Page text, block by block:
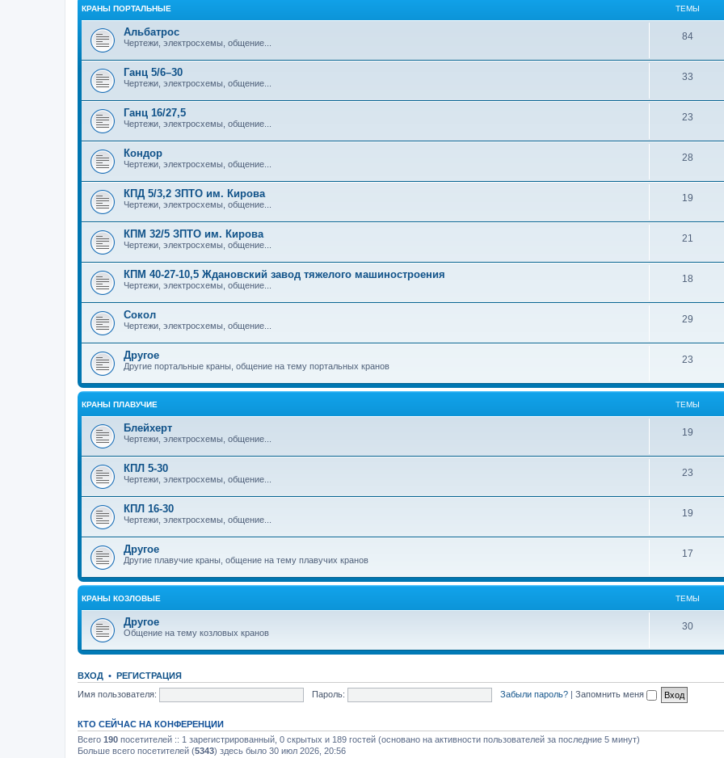
КРАНЫ ПОРТАЛЬНЫЕ ТЕМЫ
Альбатрос
Чертежи, электросхемы, общение...
84
Ганц 5/6–30
Чертежи, электросхемы, общение...
33
Ганц 16/27,5
Чертежи, электросхемы, общение...
23
Кондор
Чертежи, электросхемы, общение...
28
КПД 5/3,2 ЗПТО им. Кирова
Чертежи, электросхемы, общение...
19
КПМ 32/5 ЗПТО им. Кирова
Чертежи, электросхемы, общение...
21
КПМ 40-27-10,5 Ждановский завод тяжелого машиностроения
Чертежи, электросхемы, общение...
18
Сокол
Чертежи, электросхемы, общение...
29
Другое
Другие портальные краны, общение на тему портальных кранов
23
КРАНЫ ПЛАВУЧИЕ ТЕМЫ
Блейхерт
Чертежи, электросхемы, общение...
19
КПЛ 5-30
Чертежи, электросхемы, общение...
23
КПЛ 16-30
Чертежи, электросхемы, общение...
19
Другое
Другие плавучие краны, общение на тему плавучих кранов
17
КРАНЫ КОЗЛОВЫЕ ТЕМЫ
Другое
Общение на тему козловых кранов
30
ВХОД • РЕГИСТРАЦИЯ
Имя пользователя:
Пароль: Забыли пароль? | Запомнить меня
КТО СЕЙЧАС НА КОНФЕРЕНЦИИ
Всего 190 посетителей :: 1 зарегистрированный, 0 скрытых и 189 гостей (основано на активности пользователей за последние 5 минут)
Больше всего посетителей (5343) здесь было 30 июл 2026, 20:56